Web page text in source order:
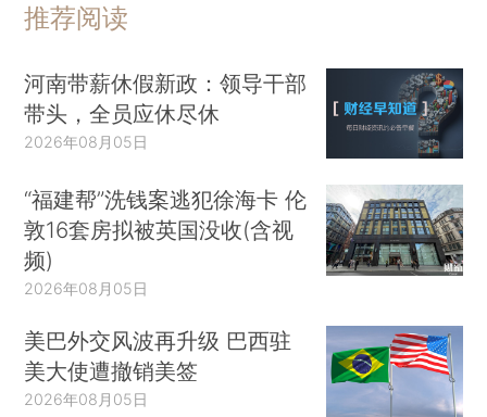
推荐阅读
河南带薪休假新政：领导干部
带头，全员应休尽休
2026年08月05日
“福建帮”洗钱案逃犯徐海卡 伦
敦16套房拟被英国没收(含视
频)
2026年08月05日
美巴外交风波再升级 巴西驻
美大使遭撤销美签
2026年08月05日